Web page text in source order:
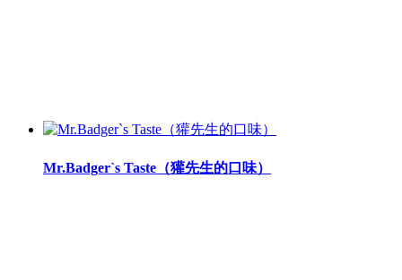
Mr.Badger`s Taste（獾先生的口味）